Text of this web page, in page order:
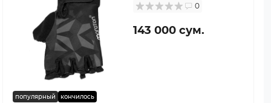
популярный кончилось
0
143 000 сум.